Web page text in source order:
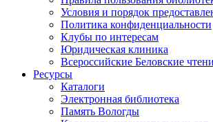
Условия и порядок
Политика конфиденциальности
Клубы по интересам
Юридическая клиника
Всероссийские Беловские
Ресурсы
Каталоги
Электронная библиотека
Память Вологды